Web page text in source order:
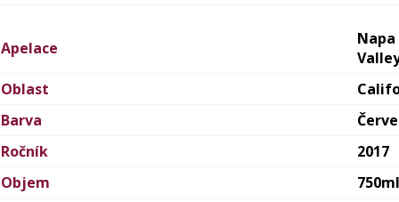
Apelace
Napa
Oblast
Barva
Ročník
2017
Objem
750ml